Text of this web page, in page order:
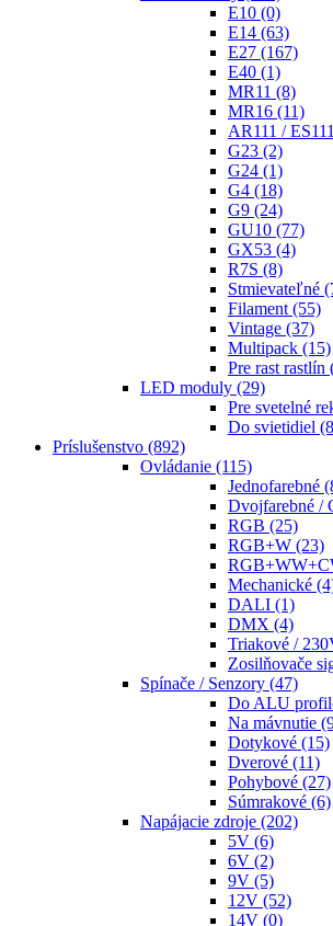
E10 (0)
E14 (63)
E27 (167)
E40 (1)
MR11 (8)
MR16 (11)
AR111 / ES111
G23 (2)
G24 (1)
G4 (18)
G9 (24)
GU10 (77)
GX53 (4)
R7S (8)
Stmievateľné
Filament (55)
Vintage (37)
Multipack (15)
Pre rast rastlín
LED moduly (29)
Pre svetelné
Do svietidiel
Príslušenstvo (892)
Ovládanie (115)
Jednofarebné
Dvojfarebné /
RGB (25)
RGB+W (23)
Mechanické
DALI (1)
DMX (4)
Triakové /
Zosilňovače
Spínače / Senzory (47)
Do ALU
Na mávnutie
Dotykové (15)
Dverové (11)
Pohybové (27)
Súmrakové (6)
Napájacie zdroje (202)
5V (6)
6V (2)
9V (5)
12V (52)
14V (0)